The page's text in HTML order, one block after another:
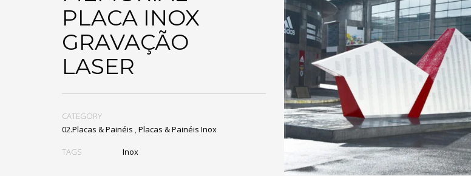
PLACA INOX
GRAVAÇÃO
LASER
CATEGORY
02.Placas & Painéis ,Placas & Painéis Inox
TAGS Inox